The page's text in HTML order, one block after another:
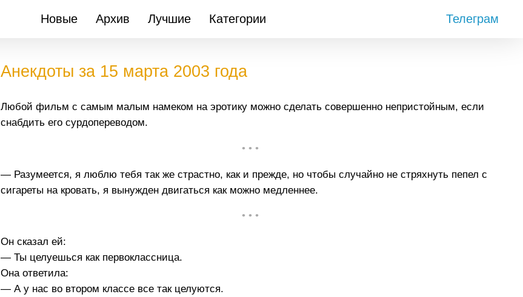
Новые Архив Лучшие Категории Телеграм
Анекдоты за 15 марта 2003 года
Любой фильм с самым малым намеком на эротику можно сделать совершенно непристойным, если
снабдить его сурдопереводом.
• • •
— Разумеется, я люблю тебя так же страстно, как и прежде, но чтобы случайно не стряхнуть пепел с
сигареты на кровать, я вынужден двигаться как можно медленнее.
• • •
Он сказал ей:
— Ты целуешься как первоклассница.
Она ответила:
— А у нас во втором классе все так целуются.